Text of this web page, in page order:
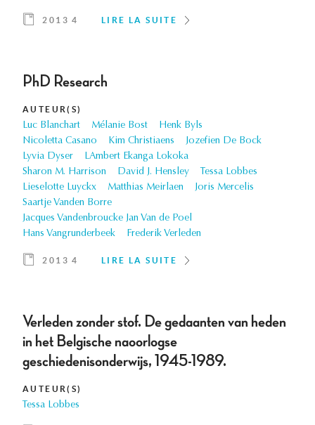
2013 4 LIRE LA SUITE
PhD Research
AUTEUR(S)
Luc Blanchart Mélanie Bost
Henk Byls
Nicoletta Casano
Kim Christiaens
Jozefien De Bock
Lyvia Dyser
LAmbert Ekanga Lokoka
Sharon M. Harrison
David J. Hensley
Tessa Lobbes
Lieselotte Luyckx
Matthias Meirlaen
Joris Mercelis
Saartje Vanden Borre
Jacques Vandenbroucke Jan Van de Poel
Hans Vangrunderbeek
Frederik Verleden
2013 4 LIRE LA SUITE
Verleden zonder stof. De gedaanten van heden
in het Belgische naoorlogse
geschiedenisonderwijs, 1945-1989.
AUTEUR(S)
Tessa Lobbes